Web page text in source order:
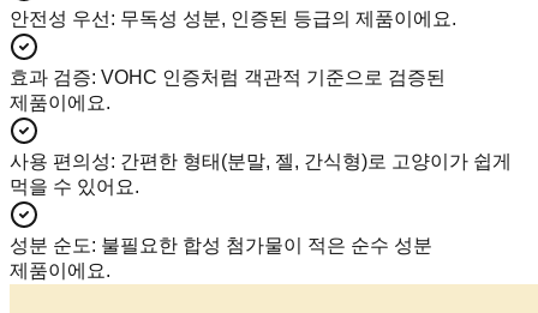
안전성 우선: 무독성 성분, 인증된 등급의 제품이에요.
효과 검증: VOHC 인증처럼 객관적 기준으로 검증된
제품이에요.
사용 편의성: 간편한 형태(분말, 젤, 간식형)로 고양이가 쉽게
먹을 수 있어요.
성분 순도: 불필요한 합성 첨가물이 적은 순수 성분
제품이에요.